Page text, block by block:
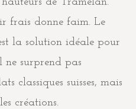
frais donne faim. Le
la solution idéale pour
ne surprend pas
classiques suisses, mais
créations.